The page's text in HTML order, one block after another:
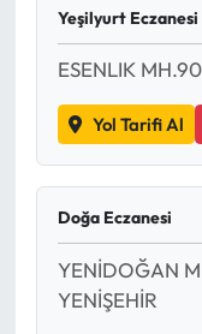
Yeşilyurt Eczanesi
ESENLIK
Yol Tarifi Al
Doğa Eczanesi
YENİDOĞAN
YENİŞEHİR